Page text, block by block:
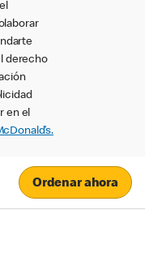
derecho
en el
Ordenar ahora